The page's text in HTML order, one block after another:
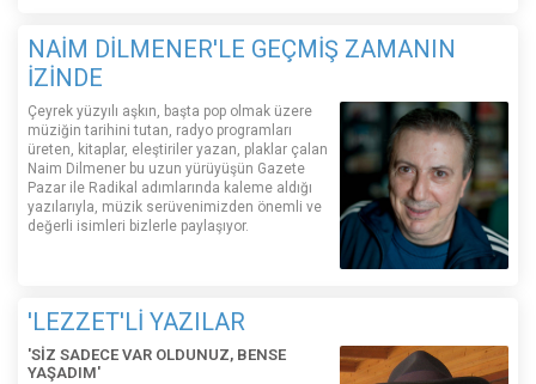
NAİM DİLMENER'LE GEÇMİŞ ZAMANIN
İZİNDE
Çeyrek yüzyılı aşkın, başta pop olmak üzere
müziğin tarihini tutan, radyo programları
üreten, kitaplar, eleştiriler yazan, plaklar çalan
Naim Dilmener bu uzun yürüyüşün Gazete
Pazar ile Radikal adımlarında kaleme aldığı
yazılarıyla, müzik serüvenimizden önemli ve
değerli isimleri bizlerle paylaşıyor.
'LEZZET'Lİ YAZILAR
'SİZ SADECE VAR OLDUNUZ, BENSE
YAŞADIM'